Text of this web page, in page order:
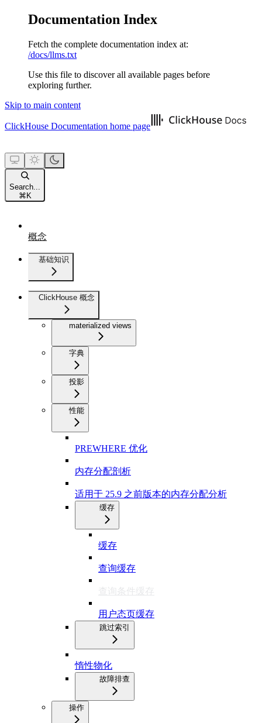
Documentation Index
Fetch the complete documentation index at:
/docs/llms.txt
Use this file to discover all available pages before
exploring further.
Skip to main content
ClickHouse Documentation home page
Search...
⌘ K
概念
基础知识
ClickHouse 概念
materialized views
字典
投影
性能
PREWHERE 优化
内存分配剖析
适用于 25.9 之前版本的内存分配分析
缓存
缓存
查询缓存
查询条件缓存
用户态页缓存
跳过索引
惰性物化
故障排查
操作